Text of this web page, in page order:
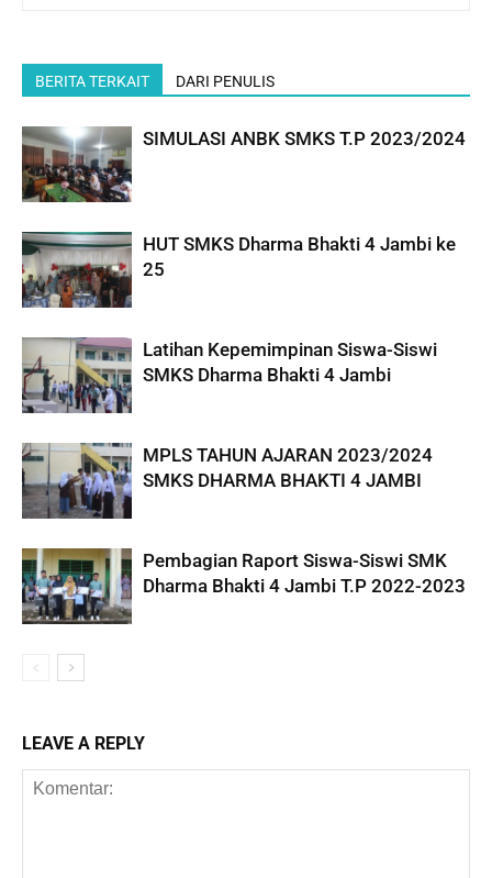
BERITA TERKAIT DARI PENULIS
SIMULASI ANBK SMKS T.P 2023/2024
HUT SMKS Dharma Bhakti 4 Jambi ke
25
Latihan Kepemimpinan Siswa-Siswi
SMKS Dharma Bhakti 4 Jambi
MPLS TAHUN AJARAN 2023/2024
SMKS DHARMA BHAKTI 4 JAMBI
Pembagian Raport Siswa-Siswi SMK
Dharma Bhakti 4 Jambi T.P 2022-2023
LEAVE A REPLY